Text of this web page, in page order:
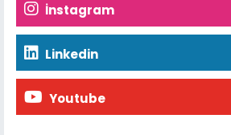
İnstagram
Linkedin
Youtube